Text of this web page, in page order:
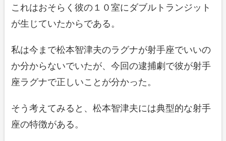
これはおそらく彼の１０室にダブルトランジット
が生じていたからである。
私は今まで松本智津夫のラグナが射手座でいいの
か分からないでいたが、今回の逮捕劇で彼が射手
座ラグナで正しいことが分かった。
そう考えてみると、松本智津夫には典型的な射手
座の特徴がある。